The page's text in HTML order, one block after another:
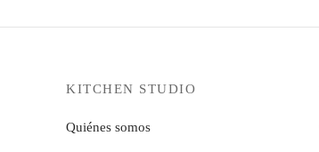
KITCHEN STUDIO
Quiénes somos